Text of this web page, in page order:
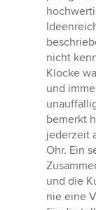
nicht
Klocke
und
bemerkt
jederzeit
Ohr. Ein
und die
nie eine